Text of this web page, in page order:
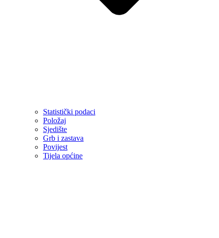
Statistički podaci
Položaj
Sjedište
Grb i zastava
Povijest
Tijela općine